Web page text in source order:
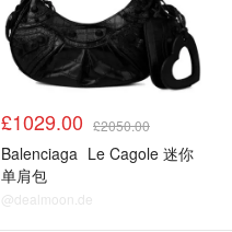
£1029.00 £2050.00
Balenciaga Le Cagole 迷你
单肩包
@dealmoon.de